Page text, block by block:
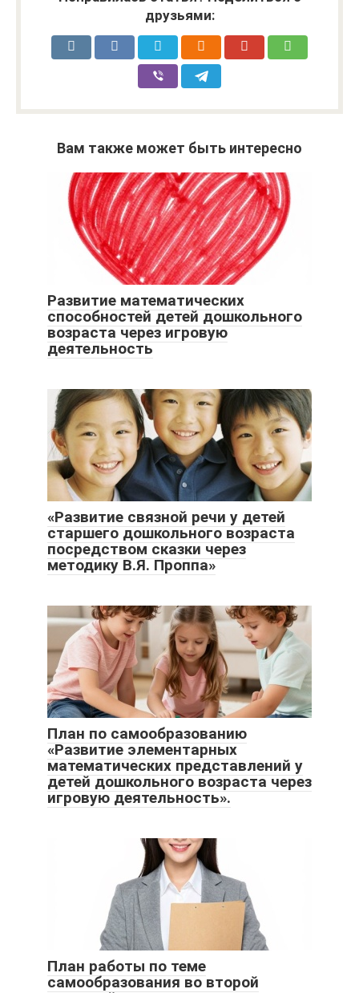
друзьями:
Вам также может быть интересно
Развитие математических
способностей детей дошкольного
возраста через игровую
деятельность
«Развитие связной речи у детей
старшего дошкольного возраста
посредством сказки через
методику В.Я. Проппа»
План по самообразованию
«Развитие элементарных
математических представлений у
детей дошкольного возраста через
игровую деятельность».
План работы по теме
самообразования во второй